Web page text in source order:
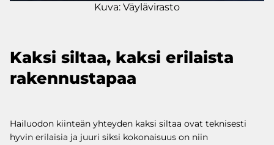
Kuva: Väylävirasto
Kaksi siltaa, kaksi erilaista
rakennustapaa
Hailuodon kiinteän yhteyden kaksi siltaa ovat teknisesti
hyvin erilaisia ja juuri siksi kokonaisuus on niin